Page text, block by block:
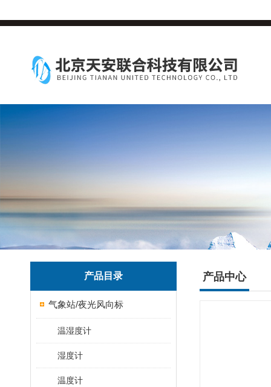
产品目录
气象站/夜光风向标
温湿度计
湿度计
温度计
产品中心